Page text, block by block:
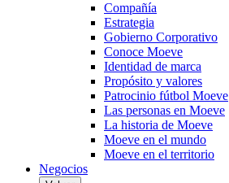
Compañía
Estrategia
Gobierno Corporativo
Conoce Moeve
Identidad de marca
Propósito y valores
Patrocinio fútbol Moeve
Las personas en Moeve
La historia de Moeve
Moeve en el mundo
Moeve en el territorio
Negocios